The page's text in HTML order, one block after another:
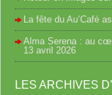
La fête du Au’Café
Alma Serena : au
13 avril 2026
LES ARCHIVES